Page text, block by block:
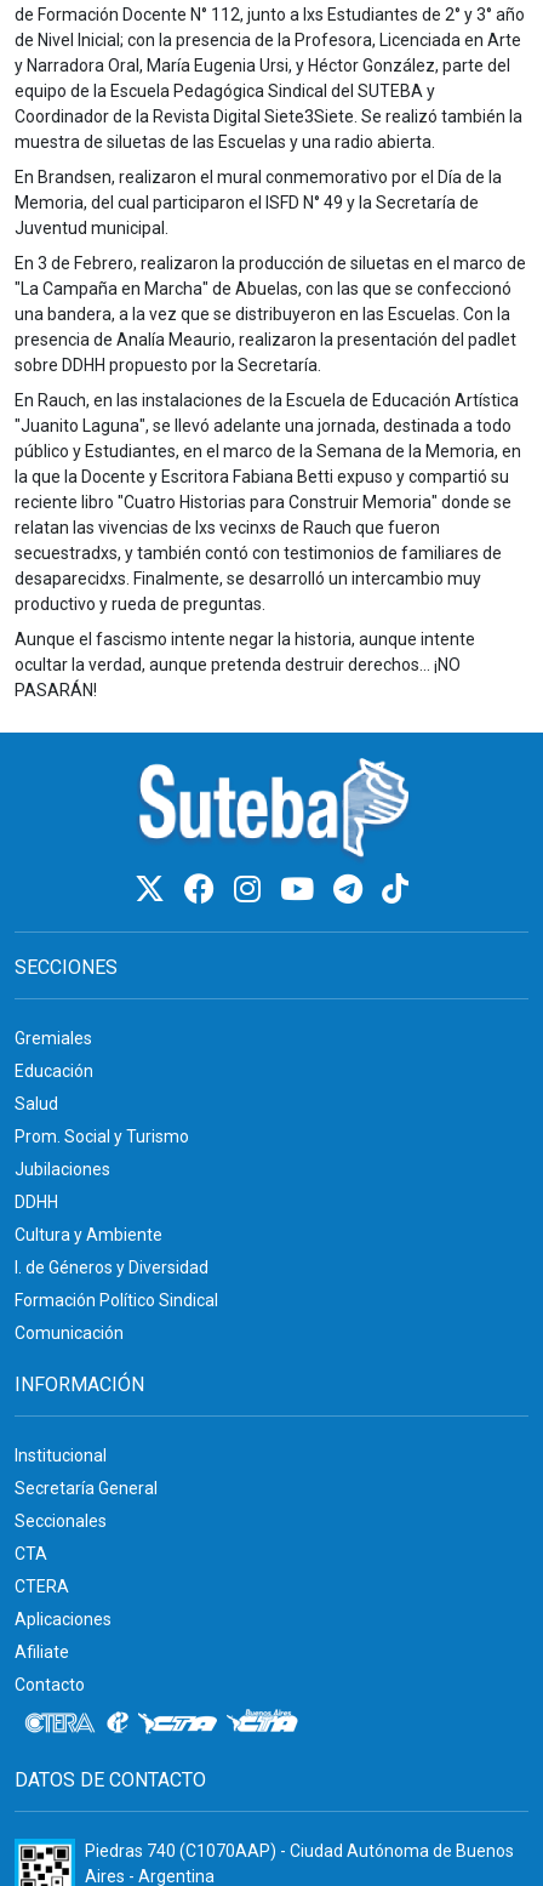
de Formación Docente N° 112, junto a lxs Estudiantes de 2° y 3° año
de Nivel Inicial; con la presencia de la Profesora, Licenciada en Arte
y Narradora Oral, María Eugenia Ursi, y Héctor González, parte del
equipo de la Escuela Pedagógica Sindical del SUTEBA y
Coordinador de la Revista Digital Siete3Siete. Se realizó también la
muestra de siluetas de las Escuelas y una radio abierta.
En Brandsen, realizaron el mural conmemorativo por el Día de la
Memoria, del cual participaron el ISFD N° 49 y la Secretaría de
Juventud municipal.
En 3 de Febrero, realizaron la producción de siluetas en el marco de
"La Campaña en Marcha" de Abuelas, con las que se confeccionó
una bandera, a la vez que se distribuyeron en las Escuelas. Con la
presencia de Analía Meaurio, realizaron la presentación del padlet
sobre DDHH propuesto por la Secretaría.
En Rauch, en las instalaciones de la Escuela de Educación Artística
"Juanito Laguna", se llevó adelante una jornada, destinada a todo
público y Estudiantes, en el marco de la Semana de la Memoria, en
la que la Docente y Escritora Fabiana Betti expuso y compartió su
reciente libro "Cuatro Historias para Construir Memoria" donde se
relatan las vivencias de lxs vecinxs de Rauch que fueron
secuestradxs, y también contó con testimonios de familiares de
desaparecidxs. Finalmente, se desarrolló un intercambio muy
productivo y rueda de preguntas.
Aunque el fascismo intente negar la historia, aunque intente
ocultar la verdad, aunque pretenda destruir derechos... ¡NO
PASARÁN!
SECCIONES
Gremiales
Educación
Salud
Prom. Social y Turismo
Jubilaciones
DDHH
Cultura y Ambiente
I. de Géneros y Diversidad
Formación Político Sindical
Comunicación
INFORMACIÓN
Institucional
Secretaría General
Seccionales
CTA
CTERA
Aplicaciones
Afiliate
Contacto
DATOS DE CONTACTO
Piedras 740 (C1070AAP) - Ciudad Autónoma de Buenos
Aires - Argentina